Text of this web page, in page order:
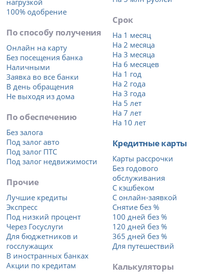
100% одобрение
По способу получения
Онлайн на карту
Без посещения банка
Наличными
Заявка во все банки
В день обращения
Не выходя из дома
По обеспечению
Без залога
Под залог авто
Под залог ПТС
Под залог недвижимости
Прочие
Лучшие кредиты
Экспресс
Под низкий процент
Через Госуслуги
Для бюджетников и
госслужащих
В иностранных банках
Акции по кредитам
Срок
На 1 месяц
На 2 месяца
На 3 месяца
На 6 месяцев
На 1 год
На 2 года
На 3 года
На 5 лет
На 7 лет
На 10 лет
Кредитные карты
Карты рассрочки
Без годового
обслуживания
С кэшбеком
С онлайн-заявкой
Снятие без %
100 дней без %
120 дней без %
365 дней без %
Для путешествий
Калькуляторы